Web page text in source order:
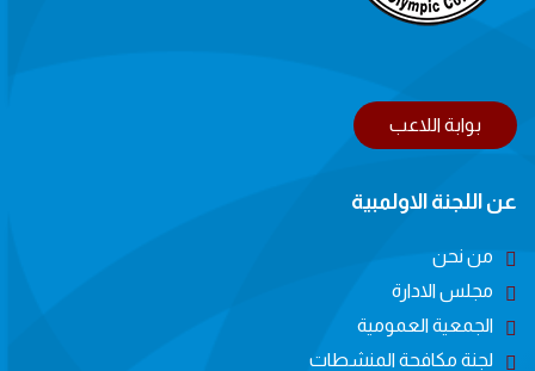
بوابة اللاعب
عن اللجنة الاولمبية
من نحن
مجلس الادارة
الجمعية العمومية
لجنة مكافحة المنشطات